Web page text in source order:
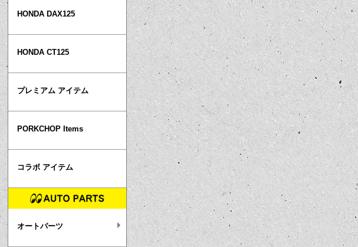
HONDA DAX125
HONDA CT125
プレミアム アイテム
PORKCHOP Items
コラボ アイテム
オートパーツ